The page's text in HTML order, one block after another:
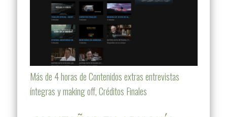
Más de 4 horas de Contenidos extras entrevistas
íntegras y making off, Créditos Finales